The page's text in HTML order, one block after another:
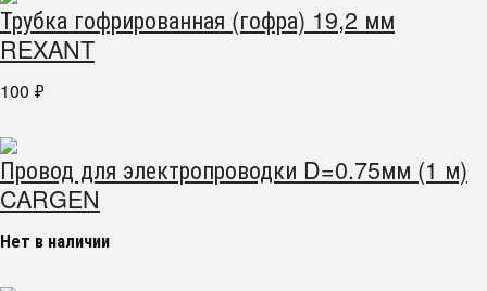
Трубка гофрированная (гофра) 19,2 мм
REXANT
100 ₽
Провод для электропроводки D=0.75мм (1 м)
CARGEN
Нет в наличии